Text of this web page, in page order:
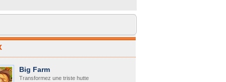
Big Farm
Transformez une triste hutte